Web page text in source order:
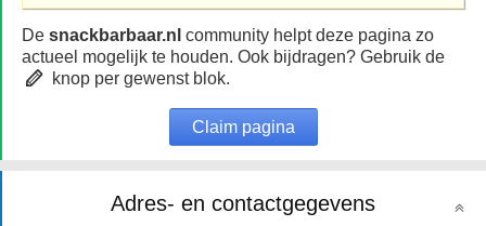
De snackbarbaar.nl community helpt deze pagina zo
actueel mogelijk te houden. Ook bijdragen? Gebruik de
knop per gewenst blok.
Claim pagina
Adres- en contactgegevens